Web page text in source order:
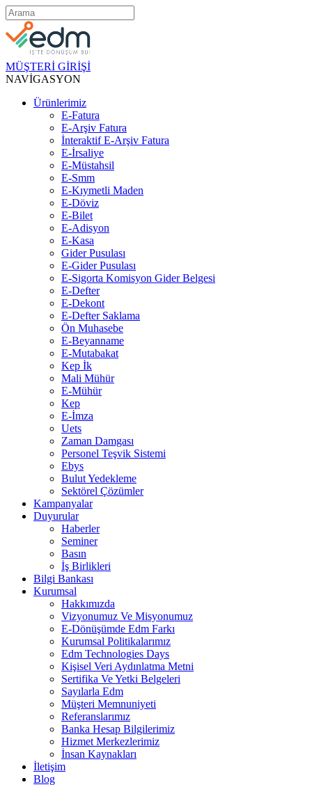
MÜŞTERİ GİRİŞİ
NAVİGASYON
Ürünlerimiz
E-Fatura
E-Arşiv Fatura
İnteraktif E-Arşiv Fatura
E-İrsaliye
E-Müstahsil
E-Smm
E-Kıymetli Maden
E-Döviz
E-Bilet
E-Adisyon
E-Kasa
Gider Pusulası
E-Gider Pusulası
E-Sigorta Komisyon Gider Belgesi
E-Defter
E-Dekont
E-Defter Saklama
Ön Muhasebe
E-Beyanname
E-Mutabakat
Kep İk
Mali Mühür
E-Mühür
Kep
E-İmza
Uets
Zaman Damgası
Personel Teşvik Sistemi
Ebys
Bulut Yedekleme
Sektörel Çözümler
Kampanyalar
Duyurular
Haberler
Seminer
Basın
İş Birlikleri
Bilgi Bankası
Kurumsal
Hakkımızda
Vizyonumuz Ve Misyonumuz
E-Dönüşümde Edm Farkı
Kurumsal Politikalarımız
Edm Technologies Days
Kişisel Veri Aydınlatma Metni
Sertifika Ve Yetki Belgeleri
Sayılarla Edm
Müşteri Memnuniyeti
Referanslarımız
Banka Hesap Bilgilerimiz
Hizmet Merkezlerimiz
İnsan Kaynakları
İletişim
Blog